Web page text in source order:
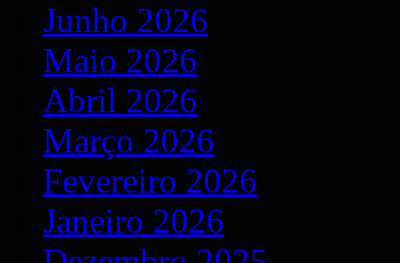
Junho 2026
Maio 2026
Abril 2026
Março 2026
Fevereiro 2026
Janeiro 2026